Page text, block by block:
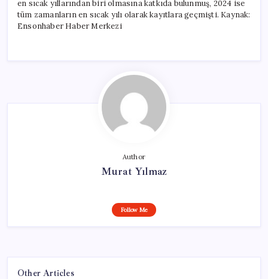
en sıcak yıllarından biri olmasına katkıda bulunmuş, 2024 ise
tüm zamanların en sıcak yılı olarak kayıtlara geçmişti. Kaynak:
Ensonhaber Haber Merkezi
Author
Murat Yılmaz
Follow Me
Other Articles